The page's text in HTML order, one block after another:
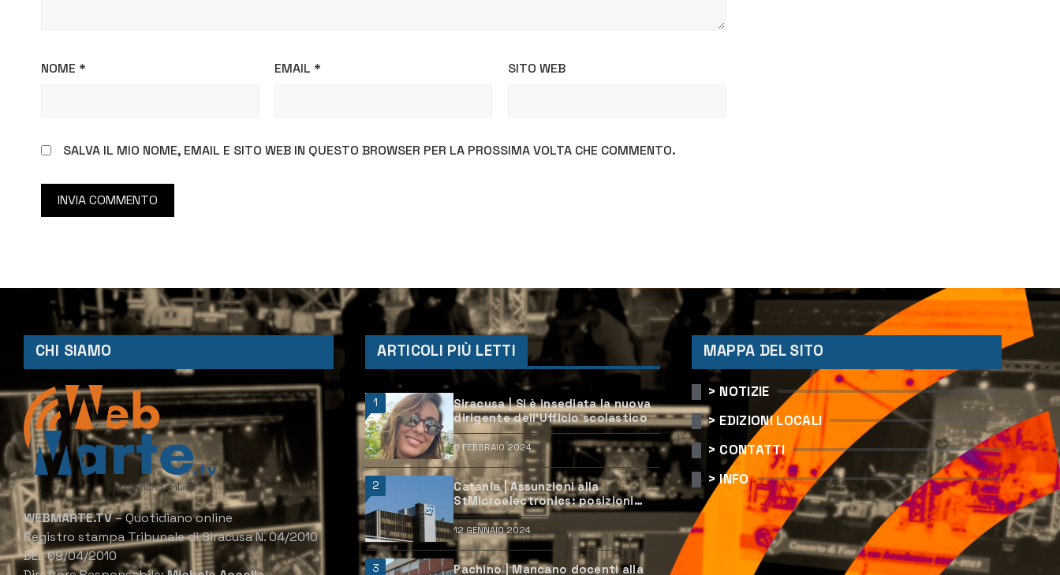
NOME * EMAIL * SITO WEB
SALVA IL MIO NOME, EMAIL E SITO WEB IN QUESTO BROWSER PER LA PROSSIMA VOLTA CHE COMMENTO.
CHI SIAMO
WEBMARTE.TV– Quotidiano online
Registro stampa Tribunale di Siracusa N. 04/2010
DEL 09/04/2010
ARTICOLI PIÙ LETTI
1
Siracusa | Si è insediata la nuova
dirigente dell’Ufficio scolastico
6 FEBBRAIO 2024
2
Catania | Assunzioni alla
StMicroelectronics: posizioni
aperte e come candidarsi
12 GENNAIO 2024
3 Pachino | Mancano docenti alla
MAPPA DEL SITO
> NOTIZIE
> EDIZIONI LOCALI
> CONTATTI
> INFO